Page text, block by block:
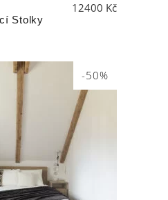
12400 Kč
Stolky
-50%